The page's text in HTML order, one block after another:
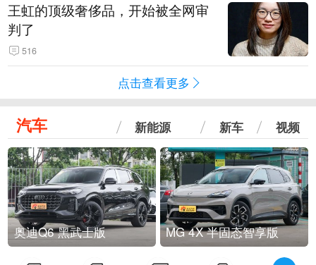
王虹的顶级奢侈品，开始被全网审
判了
516
点击查看更多
汽车 新能源 新车 视频
奥迪Q6 黑武士版 MG 4X 半固态智享版